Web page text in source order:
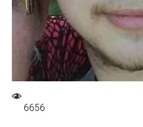
6656